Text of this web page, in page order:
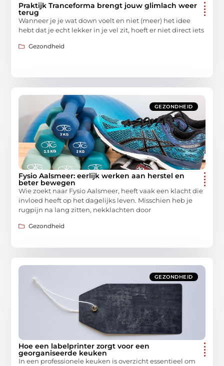
Praktijk Tranceforma brengt jouw glimlach weer
terug
Wanneer je je wat down voelt en niet (meer) het idee
hebt dat je echt lekker in je vel zit, hoeft er niet direct iets
Gezondheid
GEZONDHEID
Fysio Aalsmeer: eerlijk werken aan herstel en
beter bewegen
Wie zoekt naar Fysio Aalsmeer, heeft vaak een klacht die
invloed heeft op het dagelijks leven. Misschien heb je
rugpijn na lang zitten, nekklachten door
Gezondheid
GEZONDHEID
Hoe een labelprinter zorgt voor een
georganiseerde keuken
In een professionele keuken is overzicht essentieel om